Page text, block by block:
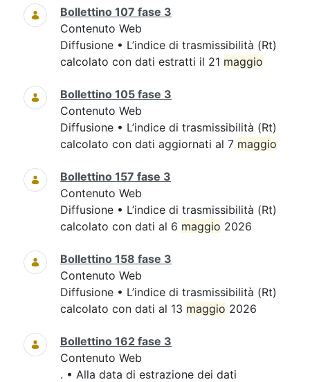
Bollettino 107 fase 3
Contenuto Web
Diffusione • L’indice di trasmissibilità (Rt)
calcolato con dati estratti il 21 maggio
Bollettino 105 fase 3
Contenuto Web
Diffusione • L’indice di trasmissibilità (Rt)
calcolato con dati aggiornati al 7 maggio
Bollettino 157 fase 3
Contenuto Web
Diffusione • L’indice di trasmissibilità (Rt)
calcolato con dati al 6 maggio 2026
Bollettino 158 fase 3
Contenuto Web
Diffusione • L’indice di trasmissibilità (Rt)
calcolato con dati al 13 maggio 2026
Bollettino 162 fase 3
Contenuto Web
. • Alla data di estrazione dei dati